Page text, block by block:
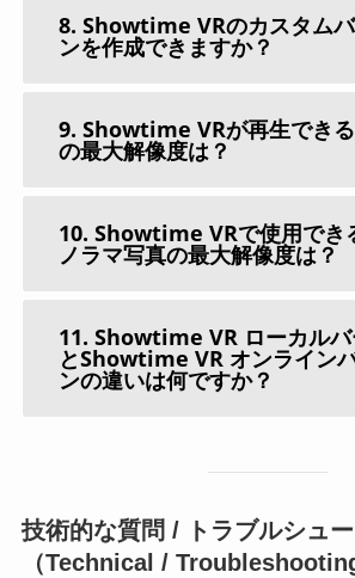
8. Showtime VRのカスタム
ンを作成できますか？
9. Showtime VRが再生でき
の最大解像度は？
10. Showtime VRで使用でき
ノラマ写真の最大解像度は？
11. Showtime VR ローカル
とShowtime VR オンライン
ンの違いは何ですか？
技術的な質問 / トラブルシュ
（Technical / Troubleshooting